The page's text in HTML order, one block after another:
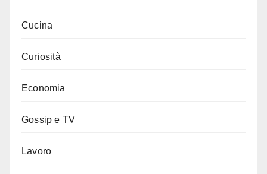
Cucina
Curiosità
Economia
Gossip e TV
Lavoro